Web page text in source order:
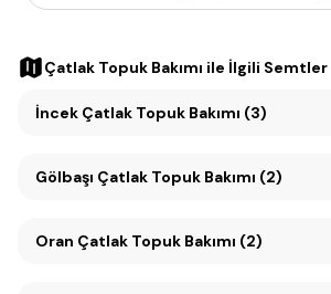
Çatlak Topuk Bakımı ile İlgili Semtler
İncek Çatlak Topuk Bakımı (3)
Gölbaşı Çatlak Topuk Bakımı (2)
Oran Çatlak Topuk Bakımı (2)